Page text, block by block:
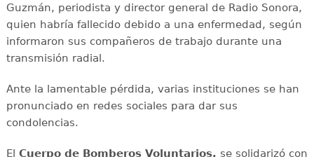
Guzmán, periodista y director general de Radio Sonora,
quien habría fallecido debido a una enfermedad, según
informaron sus compañeros de trabajo durante una
transmisión radial.
Ante la lamentable pérdida, varias instituciones se han
pronunciado en redes sociales para dar sus
condolencias.
El Cuerpo de Bomberos Voluntarios, se solidarizó con